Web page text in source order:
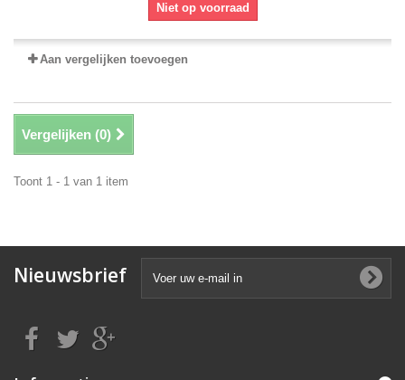
Niet op voorraad
Aan vergelijken toevoegen
Vergelijken (0)
Toont 1 - 1 van 1 item
Nieuwsbrief